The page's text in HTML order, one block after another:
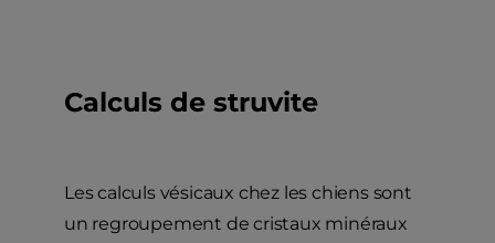
Calculs de struvite
Les calculs vésicaux chez les chiens sont
un regroupement de cristaux minéraux